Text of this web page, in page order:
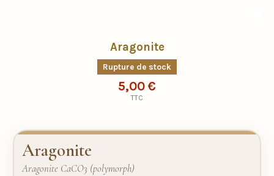
Aragonite
Rupture de stock
5,00 €
TTC
Aragonite
Aragonite CaCO3 (polymorph)